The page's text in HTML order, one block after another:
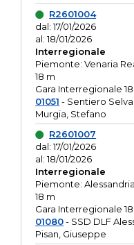
R2601004
dal: 17/01/2026
al: 18/01/2026
Interregionale
Piemonte: Venaria
18 m
Gara Interregionale
01051 - Sentiero
Murgia, Stefano
R2601007
dal: 17/01/2026
al: 18/01/2026
Interregionale
Piemonte:
18 m
Gara Interregionale
01080- SSD DLF
Pisan, Giuseppe